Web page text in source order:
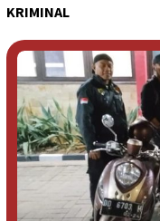
KRIMINAL